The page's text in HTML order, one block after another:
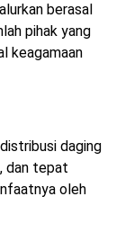
berasal
pihak yang
keagamaan
daging
dan tepat
oleh